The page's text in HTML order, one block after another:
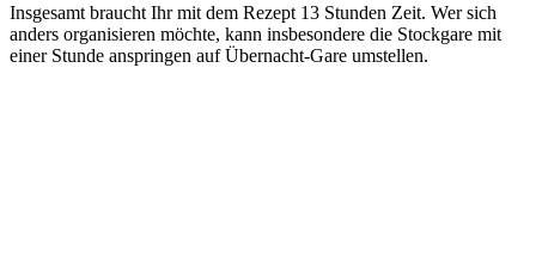
Insgesamt braucht Ihr mit dem Rezept 13 Stunden Zeit. Wer sich
anders organisieren möchte, kann insbesondere die Stockgare mit
einer Stunde anspringen auf Übernacht-Gare umstellen.